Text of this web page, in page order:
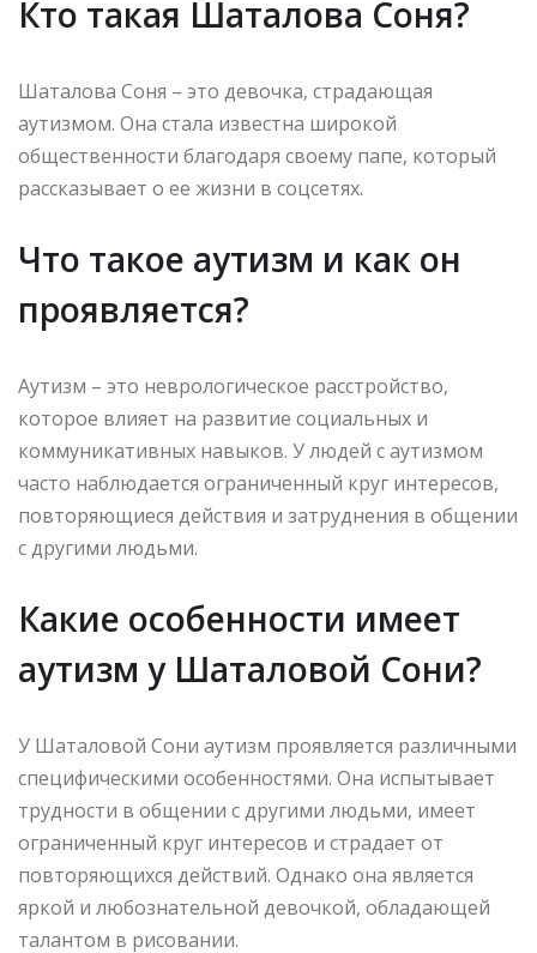
Кто такая Шаталова Соня?
Шаталова Соня – это девочка, страдающая
аутизмом. Она стала известна широкой
общественности благодаря своему папе, который
рассказывает о ее жизни в соцсетях.
Что такое аутизм и как он
проявляется?
Аутизм – это неврологическое расстройство,
которое влияет на развитие социальных и
коммуникативных навыков. У людей с аутизмом
часто наблюдается ограниченный круг интересов,
повторяющиеся действия и затруднения в общении
с другими людьми.
Какие особенности имеет
аутизм у Шаталовой Сони?
У Шаталовой Сони аутизм проявляется различными
специфическими особенностями. Она испытывает
трудности в общении с другими людьми, имеет
ограниченный круг интересов и страдает от
повторяющихся действий. Однако она является
яркой и любознательной девочкой, обладающей
талантом в рисовании.